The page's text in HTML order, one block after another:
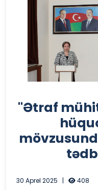
Önceki
"Ətraf
30 Aprel 2025 | 408